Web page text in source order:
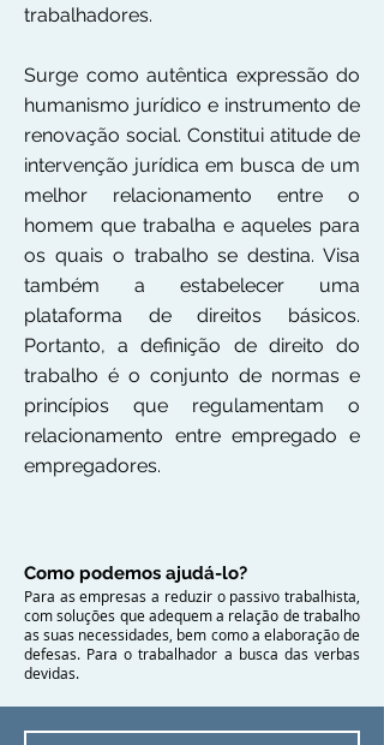
trabalhadores.
Surge como autêntica expressão do
humanismo jurídico e instrumento de
renovação social. Constitui atitude de
intervenção jurídica em busca de um
melhor relacionamento entre o
homem que trabalha e aqueles para
os quais o trabalho se destina. Visa
também a estabelecer uma
plataforma de direitos básicos.
Portanto, a definição de direito do
trabalho é o conjunto de normas e
princípios que regulamentam o
relacionamento entre empregado e
empregadores.
Como podemos ajudá-lo?
Para as empresas a reduzir o passivo trabalhista,
com soluções que adequem a relação de trabalho
as suas necessidades, bem como a elaboração de
defesas. Para o trabalhador a busca das verbas
devidas.